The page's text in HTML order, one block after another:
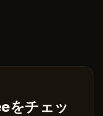
をチェッ